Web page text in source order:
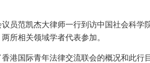
员范凯杰大律师一行到访中国社会科
所相关领域学者代表参加。
港国际青年法律交流联会的概况和此行